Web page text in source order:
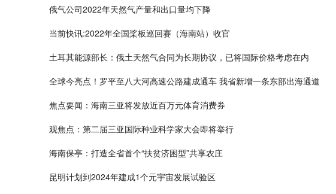
俄气公司2022年天然气产量和出口量均下降
当前快讯:2022年全国桨板巡回赛（海南站）收官
土耳其能源部长：俄土天然气合同为长期协议，已将国际价格考虑在内
全球今亮点！罗平至八大河高速公路建成通车 我省新增一条东部出海通道
焦点要闻：海南三亚将发放近百万元体育消费券
观焦点：第二届三亚国际种业科学家大会即将举行
海南保亭：打造全省首个“扶贫济困型”共享农庄
昆明计划到2024年建成1个元宇宙发展试验区